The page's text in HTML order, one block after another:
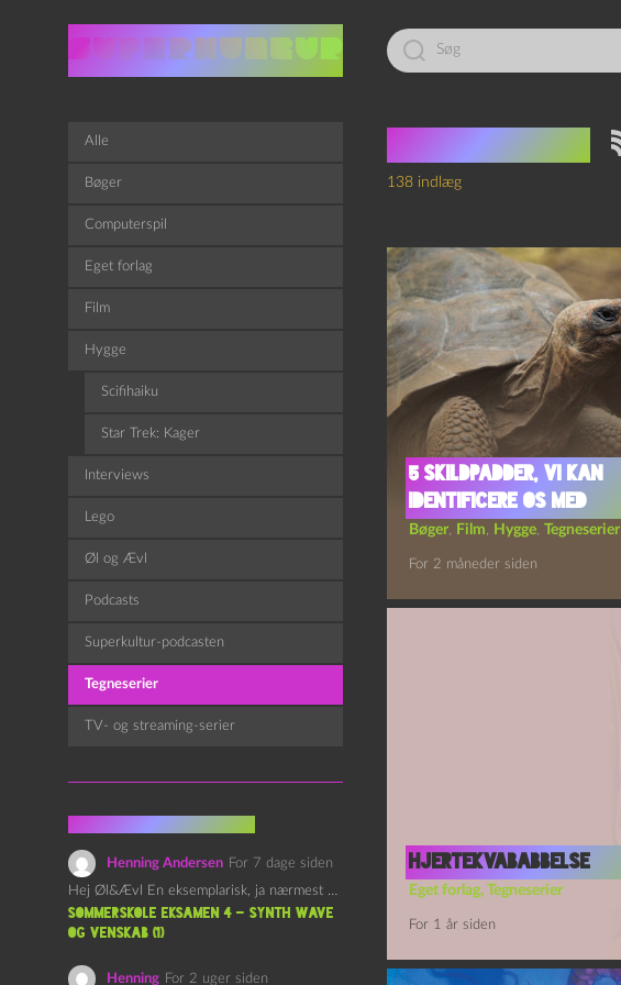
Led
efter:
Tegneserier
138 indlæg
5 skildpadder, vi kan
identificere os med
Bøger, Film, Hygge, Tegneserier
For 2 måneder siden
Hjertekvababbelse
Eget forlag, Tegneserier
For 1 år siden
Alle
Bøger
Computerspil
Eget forlag
Film
Hygge
Scifihaiku
Star Trek: Kager
Interviews
Lego
Øl og Ævl
Podcasts
Superkultur-podcasten
Tegneserier
TV- og streaming-serier
Henning Andersen For 7 dage siden
Hej Øl&Ævl En eksemplarisk, ja nærmest yndefuld, afslutning på SOMMERSKOLEN.…
Sommerskole Eksamen 4 – Synth Wave
og Venskab (1)
Henning For 2 uger siden